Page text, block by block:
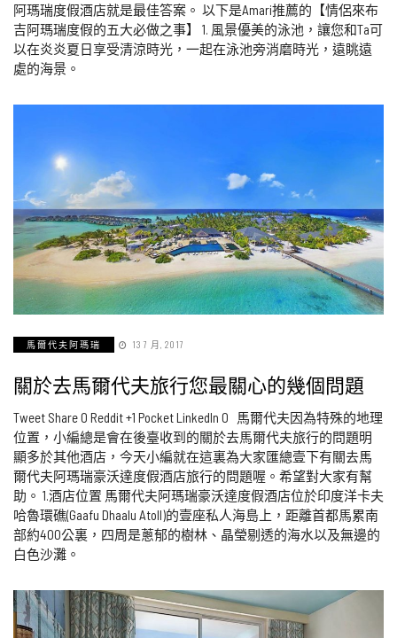
阿瑪瑞度假酒店就是最佳答案。 以下是Amari推薦的【情侶來布
吉阿瑪瑞度假的五大必做之事】 1. 風景優美的泳池，讓您和Ta可
以在炎炎夏日享受清涼時光，一起在泳池旁消磨時光，遠眺遠
處的海景。
馬爾代夫阿瑪瑞 13 7 月, 2017
關於去馬爾代夫旅行您最關心的幾個問題
Tweet Share 0 Reddit +1 Pocket LinkedIn 0 馬爾代夫因為特殊的地理
位置，小編總是會在後臺收到的關於去馬爾代夫旅行的問題明
顯多於其他酒店，今天小編就在這裏為大家匯總壹下有關去馬
爾代夫阿瑪瑞豪沃達度假酒店旅行的問題喔。希望對大家有幫
助。 1.酒店位置 馬爾代夫阿瑪瑞豪沃達度假酒店位於印度洋卡夫
哈魯環礁(Gaafu Dhaalu Atoll)的壹座私人海島上，距離首都馬累南
部約400公裏，四周是蔥郁的樹林、晶瑩剔透的海水以及無邊的
白色沙灘。